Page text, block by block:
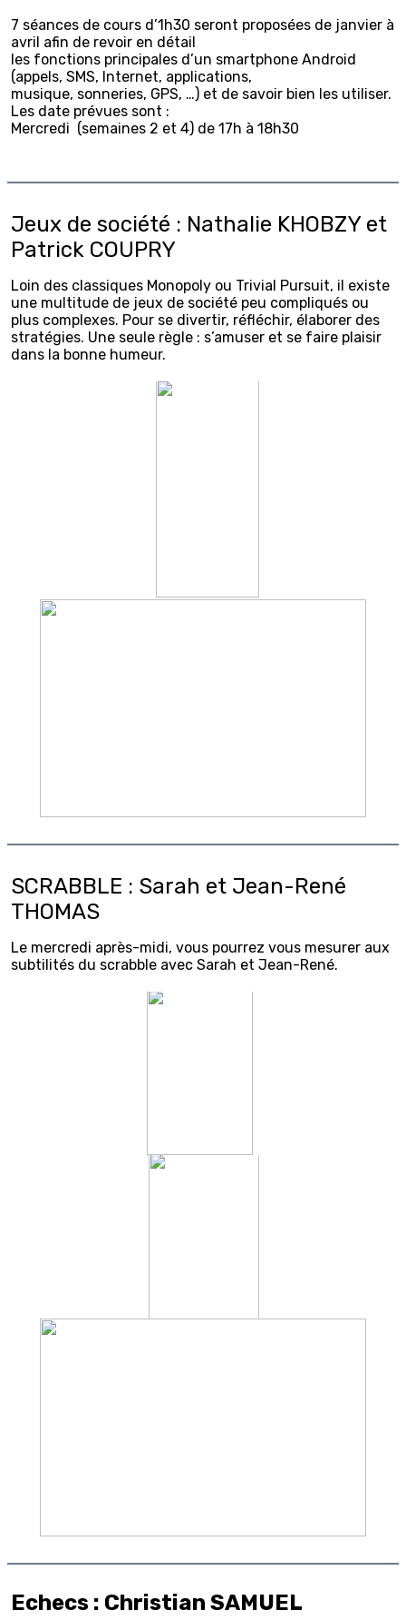
7 séances de cours d’1h30 seront proposées de janvier à
avril afin de revoir en détail
les fonctions principales d’un smartphone Android
(appels, SMS, Internet, applications,
musique, sonneries, GPS, …) et de savoir bien les utiliser.
Les date prévues sont :
Mercredi (semaines 2 et 4) de 17h à 18h30
Jeux de société : Nathalie KHOBZY et
Patrick COUPRY
Loin des classiques Monopoly ou Trivial Pursuit, il existe
une multitude de jeux de société peu compliqués ou
plus complexes. Pour se divertir, réfléchir, élaborer des
stratégies. Une seule règle : s’amuser et se faire plaisir
dans la bonne humeur.
SCRABBLE : Sarah et Jean-René
THOMAS
Le mercredi après-midi, vous pourrez vous mesurer aux
subtilités du scrabble avec Sarah et Jean-René.
Echecs : Christian SAMUEL